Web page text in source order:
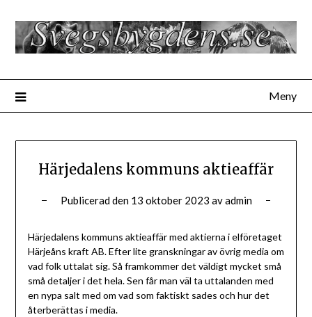
innehåll
Meny
Härjedalens kommuns aktieaffär
Publicerad den 13 oktober 2023 avadmin
Härjedalens kommuns aktieaffär med aktierna i elföretaget
Härjeåns kraft AB. Efter lite granskningar av övrig media om
vad folk uttalat sig. Så framkommer det väldigt mycket små
små detaljer i det hela. Sen får man väl ta uttalanden med
en nypa salt med om vad som faktiskt sades och hur det
återberättas i media.